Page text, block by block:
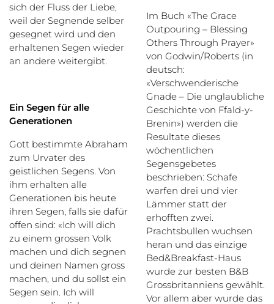
sich der Fluss der Liebe,
weil der Segnende selber
gesegnet wird und den
erhaltenen Segen wieder
an andere weitergibt.
Ein Segen für alle
Generationen
Gott bestimmte Abraham
zum Urvater des
geistlichen Segens. Von
ihm erhalten alle
Generationen bis heute
ihren Segen, falls sie dafür
offen sind: «Ich will dich
zu einem grossen Volk
machen und dich segnen
und deinen Namen gross
machen, und du sollst ein
Segen sein. Ich will
Im Buch «The Grace
Outpouring – Blessing
Others Through Prayer»
von Godwin/Roberts (in
deutsch:
«Verschwenderische
Gnade – Die unglaubliche
Geschichte von Ffald-y-
Brenin») werden die
Resultate dieses
wöchentlichen
Segensgebetes
beschrieben: Schafe
warfen drei und vier
Lämmer statt der
erhofften zwei.
Prachtsbullen wuchsen
heran und das einzige
Bed&Breakfast-Haus
wurde zur besten B&B
Grossbritanniens gewählt.
Vor allem aber wurde das